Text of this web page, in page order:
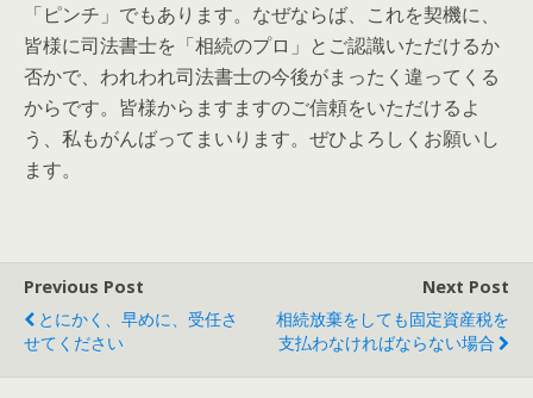
「ピンチ」でもあります。なぜならば、これを契機に、
皆様に司法書士を「相続のプロ」とご認識いただけるか
否かで、われわれ司法書士の今後がまったく違ってくる
からです。皆様からますますのご信頼をいただけるよ
う、私もがんばってまいります。ぜひよろしくお願いし
ます。
Previous Post
とにかく、早めに、受任さ
せてください
Next Post
相続放棄をしても固定資産税を
支払わなければならない場合